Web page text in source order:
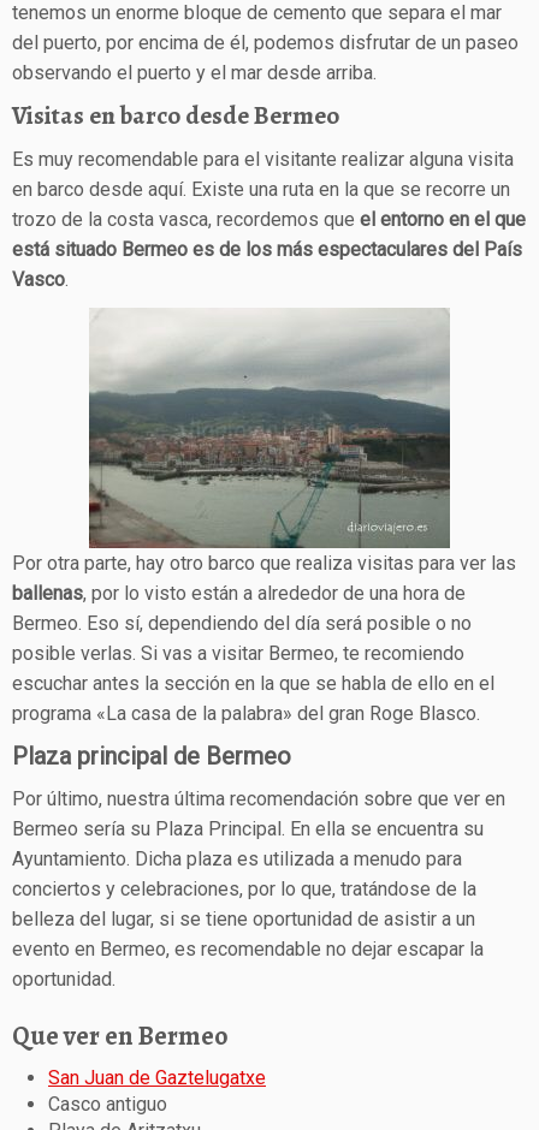
tenemos un enorme bloque de cemento que separa el mar
del puerto, por encima de él, podemos disfrutar de un paseo
observando el puerto y el mar desde arriba.
Visitas en barco desde Bermeo
Es muy recomendable para el visitante realizar alguna visita
en barco desde aquí. Existe una ruta en la que se recorre un
trozo de la costa vasca, recordemos que el entorno en el que
está situado Bermeo es de los más espectaculares del País
Vasco.
Por otra parte, hay otro barco que realiza visitas para ver las
ballenas, por lo visto están a alrededor de una hora de
Bermeo. Eso sí, dependiendo del día será posible o no
posible verlas. Si vas a visitar Bermeo, te recomiendo
escuchar antes la sección en la que se habla de ello en el
programa «La casa de la palabra» del gran Roge Blasco.
Plaza principal de Bermeo
Por último, nuestra última recomendación sobre que ver en
Bermeo sería su Plaza Principal. En ella se encuentra su
Ayuntamiento. Dicha plaza es utilizada a menudo para
conciertos y celebraciones, por lo que, tratándose de la
belleza del lugar, si se tiene oportunidad de asistir a un
evento en Bermeo, es recomendable no dejar escapar la
oportunidad.
Que ver en Bermeo
San Juan de Gaztelugatxe
Casco antiguo